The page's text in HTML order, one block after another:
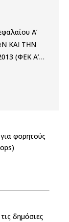
φορητούς
δημόσιες
Α’
ΚΑΙ ΤΗΝ
(ΦΕΚ Α’